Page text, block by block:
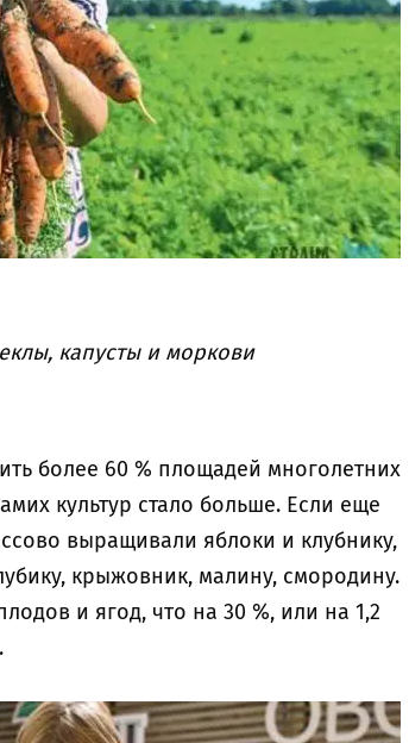
капусты и моркови
более 60 % площадей многолетних
культур стало больше. Если еще
выращивали яблоки и клубнику,
крыжовник, малину, смородину.
и ягод, что на 30 %, или на 1,2